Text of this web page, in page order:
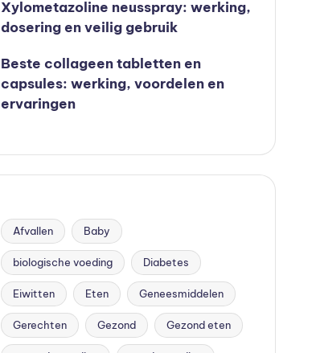
Xylometazoline neusspray: werking,
dosering en veilig gebruik
Beste collageen tabletten en
capsules: werking, voordelen en
ervaringen
Afvallen Baby
biologische voeding Diabetes
Eiwitten Eten Geneesmiddelen
Gerechten Gezond Gezond eten